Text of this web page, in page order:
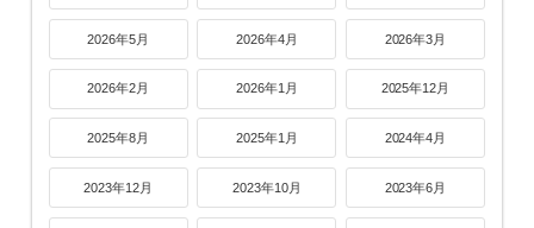
2026年5月 2026年4月 2026年3月
2026年2月 2026年1月 2025年12月
2025年8月 2025年1月 2024年4月
2023年12月 2023年10月 2023年6月